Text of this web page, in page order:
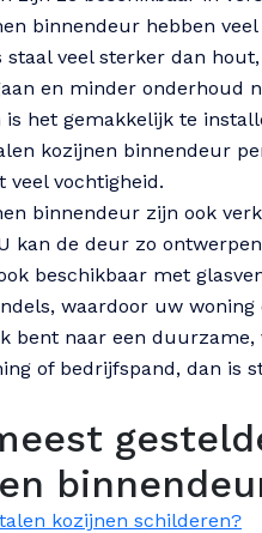
binnendeur hebben
staal veel sterker dan
en minder onderhoud
het gemakkelijk te
kozijnen binnendeur
veel vochtigheid.
binnendeur zijn ook
kan de deur zo
beschikbaar met
waardoor uw
bent naar een
of bedrijfspand, dan is
kozijnen schilderen?